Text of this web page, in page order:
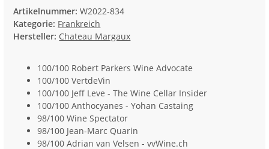
Artikelnummer:W2022-834
Kategorie: Frankreich
Hersteller: Chateau Margaux
100/100 Robert Parkers Wine Advocate
100/100 VertdeVin
100/100 Jeff Leve - The Wine Cellar Insider
100/100 Anthocyanes - Yohan Castaing
98/100 Wine Spectator
98/100 Jean-Marc Quarin
98/100 Adrian van Velsen - vvWine.ch